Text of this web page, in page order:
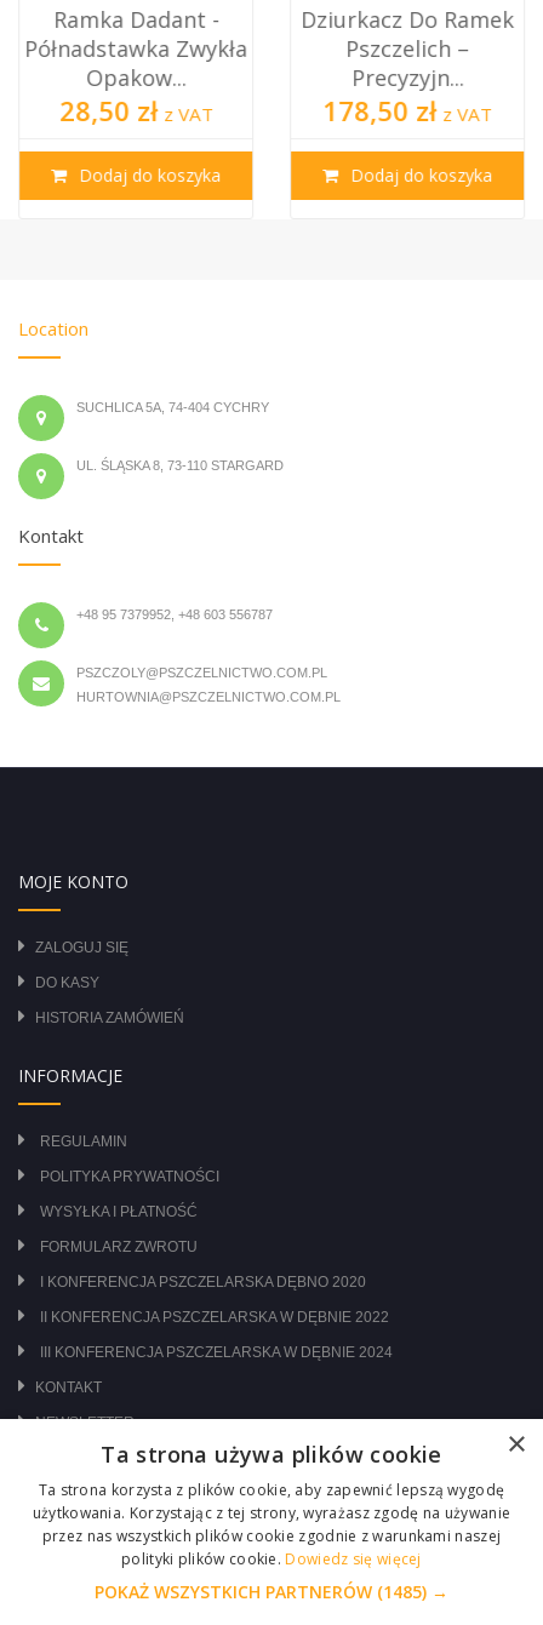
Ramka Dadant -
Półnadstawka Zwykła
Opakow...
28,50 zł z VAT
Dodaj do koszyka
Dziurkacz Do Ramek
Pszczelich –
Precyzyjn...
178,50 zł z VAT
Dodaj do koszyka
Location
SUCHLICA 5A, 74-404 CYCHRY
UL. ŚLĄSKA 8, 73-110 STARGARD
Kontakt
+48 95 7379952, +48 603 556787
PSZCZOLY@PSZCZELNICTWO.COM.PL
HURTOWNIA@PSZCZELNICTWO.COM.PL
MOJE KONTO
ZALOGUJ SIĘ
DO KASY
HISTORIA ZAMÓWIEŃ
INFORMACJE
REGULAMIN
POLITYKA PRYWATNOŚCI
WYSYŁKA I PŁATNOŚĆ
FORMULARZ ZWROTU
I KONFERENCJA PSZCZELARSKA DĘBNO 2020
II KONFERENCJA PSZCZELARSKA W DĘBNIE 2022
III KONFERENCJA PSZCZELARSKA W DĘBNIE 2024
KONTAKT
NEWSLETTER
ODWIEDŹ NAS NA:
×
Ta strona używa plików cookie
Ta strona korzysta z plików cookie, aby zapewnić lepszą wygodę
użytkowania. Korzystając z tej strony, wyrażasz zgodę na używanie
przez nas wszystkich plików cookie zgodnie z warunkami naszej
polityki plików cookie. Dowiedz się więcej
POKAŻ WSZYSTKICH PARTNERÓW (1485) →